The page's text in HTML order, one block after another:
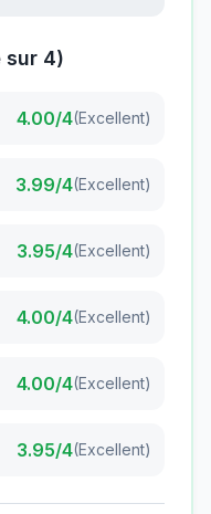
sur 4)
4.00/4(Excellent)
3.99/4(Excellent)
3.95/4(Excellent)
4.00/4(Excellent)
4.00/4(Excellent)
3.95/4(Excellent)